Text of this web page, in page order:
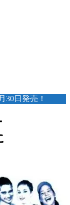
30日発売！